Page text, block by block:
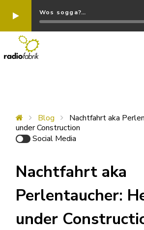
Wos sogga?…
Blog
Nachtfahrt aka
under Construction
Social Media
Nachtfahrt aka
Perlentaucher:
under